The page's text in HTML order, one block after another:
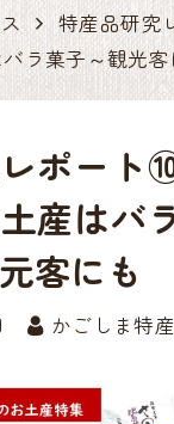
特産品研究
ラ菓子～観光客
ポート
産はバ
客にも
かごしま特